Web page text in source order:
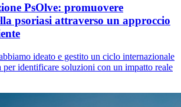
PsOlve: promuovere
psoriasi attraverso un approccio
ideato e gestito un ciclo internazionale
per identificare soluzioni con un impatto reale